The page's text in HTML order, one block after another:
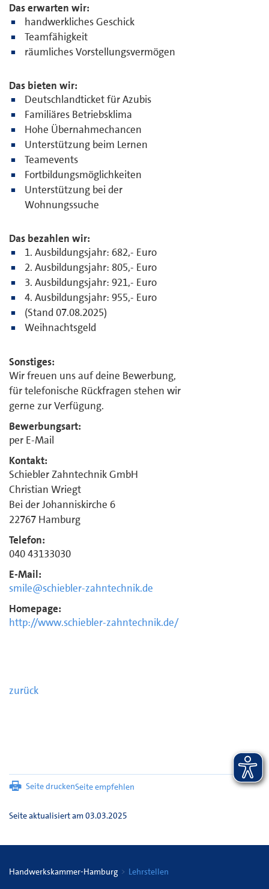
Das erwarten wir:
handwerkliches Geschick
Teamfähigkeit
räumliches Vorstellungsvermögen
Das bieten wir:
Deutschlandticket für Azubis
Familiäres Betriebsklima
Hohe Übernahmechancen
Unterstützung beim Lernen
Teamevents
Fortbildungsmöglichkeiten
Unterstützung bei der
Wohnungssuche
Das bezahlen wir:
1. Ausbildungsjahr: 682,- Euro
2. Ausbildungsjahr: 805,- Euro
3. Ausbildungsjahr: 921,- Euro
4. Ausbildungsjahr: 955,- Euro
(Stand 07.08.2025)
Weihnachtsgeld
Sonstiges:
Wir freuen uns auf deine Bewerbung,
für telefonische Rückfragen stehen wir
gerne zur Verfügung.
Bewerbungsart:
per E-Mail
Kontakt:
Schiebler Zahntechnik GmbH
Christian Wriegt
Bei der Johanniskirche 6
22767 Hamburg
Telefon:
040 43133030
E-Mail:
smile@schiebler-zahntechnik.de
Homepage:
http://www.schiebler-zahntechnik.de/
zurück
Seite druckenSeite empfehlen
Seite aktualisiert am 03.03.2025
Handwerkskammer-Hamburg Lehrstellen